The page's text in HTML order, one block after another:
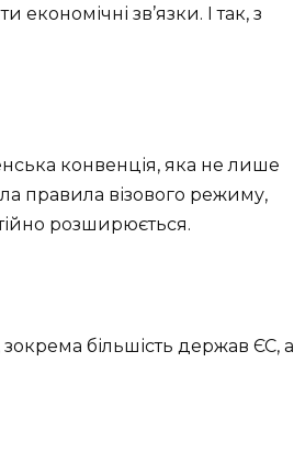
зв’язки. І так, з
конвенція, яка не лише
правила візового режиму,
розширюється.
більшість держав ЄС, а